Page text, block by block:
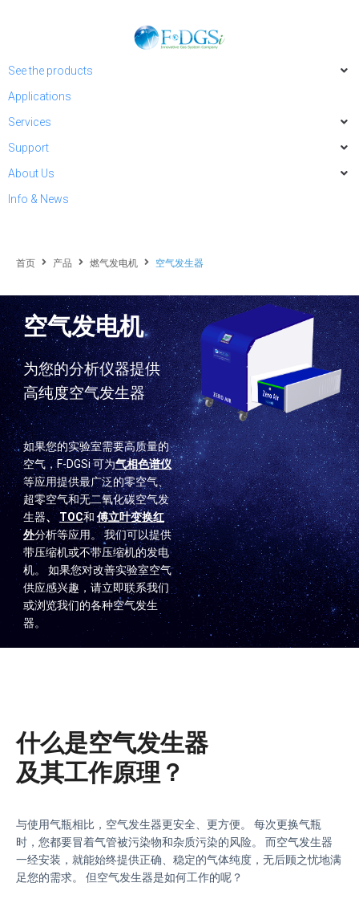
See the products
Applications
Services
Support
About Us
Info & News
首页 产品 燃气发电机 空气发生器
空气发电机
为您的分析仪器提供
高纯度空气发生器
如果您的实验室需要高质量的
空气，F-DGSi 可为气相色谱仪
等应用提供最广泛的零空气、
超零空气和无二氧化碳空气发
生器、 TOC和傅立叶变换红
外分析等应用。 我们可以提供
带压缩机或不带压缩机的发电
机。 如果您对改善实验室空气
供应感兴趣，请立即联系我们
或浏览我们的各种空气发生
器。
什么是空气发生器
及其工作原理？
与使用气瓶相比，空气发生器更安全、更方便。 每次更换气瓶
时，您都要冒着气管被污染物和杂质污染的风险。 而空气发生器
一经安装，就能始终提供正确、稳定的气体纯度，无后顾之忧地满
足您的需求。 但空气发生器是如何工作的呢？